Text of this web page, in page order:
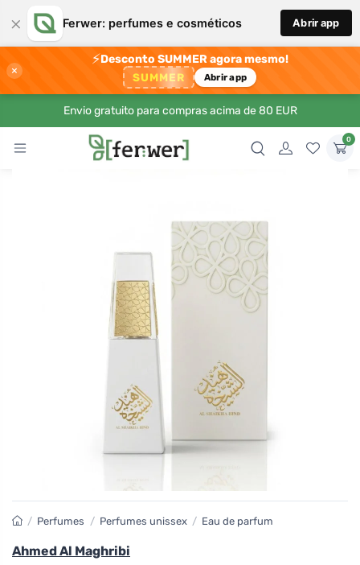
× Ferwer: perfumes e cosméticos Abrir app
×
⚡Desconto SUMMER agora mesmo!
SUMMER Abrir app
Envio gratuito para compras acima de 80 EUR
0
/ Perfumes / Perfumes unissex / Eau de parfum
Ahmed Al Maghribi